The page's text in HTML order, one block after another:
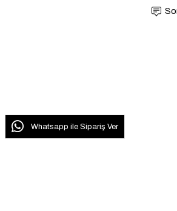
Whatsapp ile Sipariş Ver